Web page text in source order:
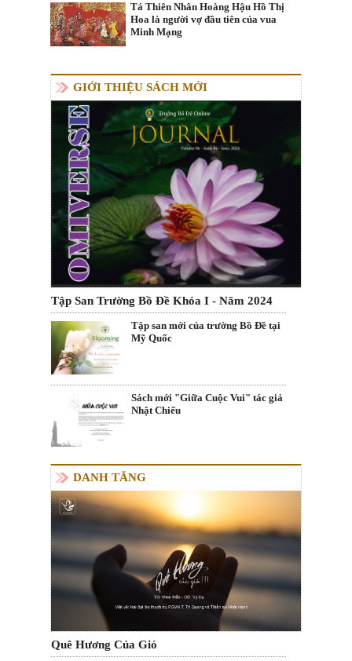
Tá Thiên Nhân Hoàng Hậu Hồ Thị
Hoa là người vợ đầu tiên của vua
Minh Mạng
GIỚI THIỆU SÁCH MỚI
Tập San Trường Bồ Đề Khóa I - Năm 2024
Tập san mới của trường Bồ Đề tại
Mỹ Quốc
Sách mới "Giữa Cuộc Vui" tác giả
Nhật Chiếu
DANH TĂNG
Quê Hương Của Gió